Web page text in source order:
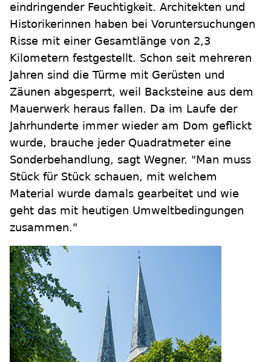
eindringender Feuchtigkeit. Architekten und
Historikerinnen haben bei Voruntersuchungen
Risse mit einer Gesamtlänge von 2,3
Kilometern festgestellt. Schon seit mehreren
Jahren sind die Türme mit Gerüsten und
Zäunen abgesperrt, weil Backsteine aus dem
Mauerwerk heraus fallen. Da im Laufe der
Jahrhunderte immer wieder am Dom geflickt
wurde, brauche jeder Quadratmeter eine
Sonderbehandlung, sagt Wegner. "Man muss
Stück für Stück schauen, mit welchem
Material wurde damals gearbeitet und wie
geht das mit heutigen Umweltbedingungen
zusammen."